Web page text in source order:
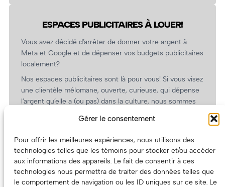
Gérer le consentement
Pour offrir les meilleures expériences, nous utilisons des
technologies telles que les témoins pour stocker et/ou accéder
aux informations des appareils. Le fait de consentir à ces
technologies nous permettra de traiter des données telles que
le comportement de navigation ou les ID uniques sur ce site. Le
ESPACES PUBLICITAIRES À LOUER!
Vous avez décidé d’arrêter de donner votre argent à
Meta et Google et de dépenser vos budgets publicitaires
localement?
Nos espaces publicitaires sont là pour vous! Si vous visez
une clientèle mélomane, ouverte, curieuse, qui dépense
l’argent qu’elle a (ou pas) dans la culture, nous sommes
revient.
(Oui, on va avoir des tarifs spéciaux pour vous, les
artistes!)